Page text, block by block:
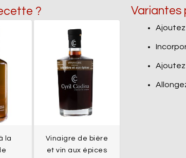
?
la
Vinaigre de bière
et vin aux épices
Variantes
Ajoutez
Ajoutez